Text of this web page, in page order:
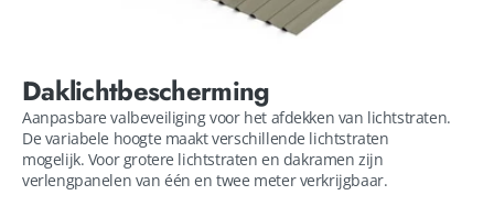
Daklichtbescherming
Aanpasbare valbeveiliging voor het afdekken van lichtstraten.
De variabele hoogte maakt verschillende lichtstraten
mogelijk. Voor grotere lichtstraten en dakramen zijn
verlengpanelen van één en twee meter verkrijgbaar.